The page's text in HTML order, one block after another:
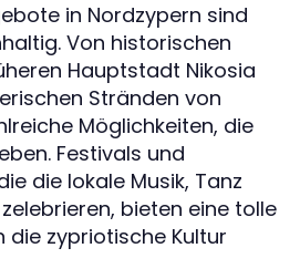
in Nordzypern sind
Von historischen
Hauptstadt Nikosia
Stränden von
Möglichkeiten, die
Festivals und
die lokale Musik, Tanz
bieten eine tolle
die zypriotische Kultur